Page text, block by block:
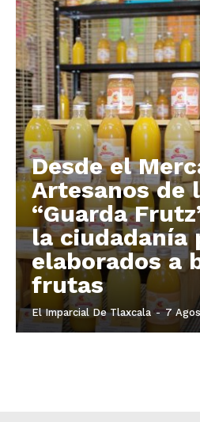
Desde el
Artesanos de
“Guarda
la ciudadanía
elaborados a
frutas
El Imparcial De Tlaxcala - 7